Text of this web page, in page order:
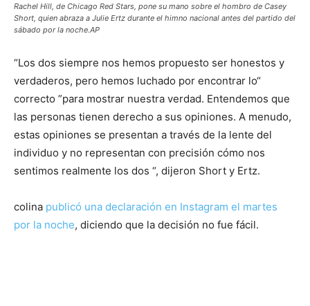
Rachel Hill, de Chicago Red Stars, pone su mano sobre el hombro de Casey
Short, quien abraza a Julie Ertz durante el himno nacional antes del partido del
sábado por la noche.AP
“Los dos siempre nos hemos propuesto ser honestos y
verdaderos, pero hemos luchado por encontrar lo“
correcto ”para mostrar nuestra verdad. Entendemos que
las personas tienen derecho a sus opiniones. A menudo,
estas opiniones se presentan a través de la lente del
individuo y no representan con precisión cómo nos
sentimos realmente los dos “, dijeron Short y Ertz.
colina publicó una declaración en Instagram el martes
por la noche, diciendo que la decisión no fue fácil.